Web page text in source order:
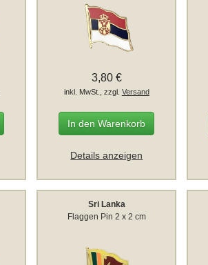
3,80 €
inkl. MwSt., zzgl. Versand
In den Warenkorb
Details anzeigen
Sri Lanka
Flaggen Pin 2 x 2 cm